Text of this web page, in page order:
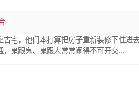
宅，他们本打算把房子重新装修下住进
鬼跟鬼、鬼跟人常常闹得不可开交...